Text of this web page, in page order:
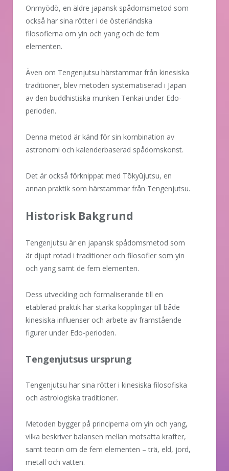
Onmyōdō, en äldre japansk spådomsmetod som
också har sina rötter i de österländska
filosofierna om yin och yang och de fem
elementen.
Även om Tengenjutsu härstammar från kinesiska
traditioner, blev metoden systematiserad i Japan
av den buddhistiska munken Tenkai under Edo-
perioden.
Denna metod är känd för sin kombination av
astronomi och kalenderbaserad spådomskonst.
Det är också förknippat med Tōkyūjutsu, en
annan praktik som härstammar från Tengenjutsu.
Historisk Bakgrund
Tengenjutsu är en japansk spådomsmetod som
är djupt rotad i traditioner och filosofier som yin
och yang samt de fem elementen.
Dess utveckling och formaliserande till en
etablerad praktik har starka kopplingar till både
kinesiska influenser och arbete av framstående
figurer under Edo-perioden.
Tengenjutsus ursprung
Tengenjutsu har sina rötter i kinesiska filosofiska
och astrologiska traditioner.
Metoden bygger på principerna om yin och yang,
vilka beskriver balansen mellan motsatta krafter,
samt teorin om de fem elementen – trä, eld, jord,
metall och vatten.